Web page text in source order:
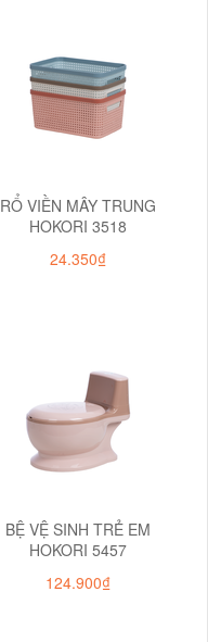
RỔ VIỀN MÂY TRUNG
HOKORI 3518
24.350₫
BỆ VỆ SINH TRẺ EM
HOKORI 5457
124.900₫